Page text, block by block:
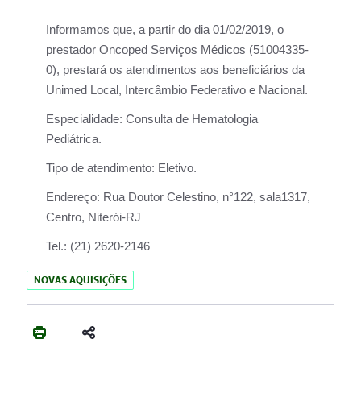
Informamos que, a partir do dia 01/02/2019, o
prestador Oncoped Serviços Médicos (51004335-
0), prestará os atendimentos aos beneficiários da
Unimed Local, Intercâmbio Federativo e Nacional.
Especialidade: Consulta de Hematologia
Pediátrica.
Tipo de atendimento: Eletivo.
Endereço: Rua Doutor Celestino, n°122, sala1317,
Centro, Niterói-RJ
Tel.: (21) 2620-2146
NOVAS AQUISIÇÕES